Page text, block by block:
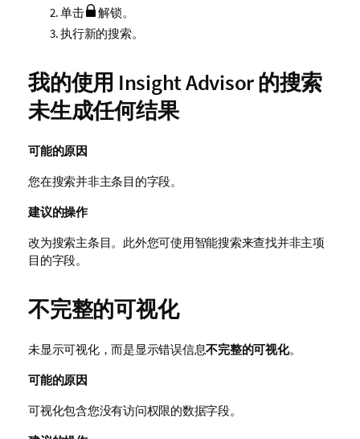
单击
解锁。
执行新的搜索。
我的使用 Insight Advisor的搜索
未生成任何结果
可能的原因
您在搜索并非主条目的字段。
建议的操作
改为搜索主条目。此外您可使用智能搜索来查找并非主项
目的字段。
不完整的可视化
未显示可视化，而是显示错误信息不完整的可视化。
可能的原因
可视化包含您没有访问权限的数据字段。